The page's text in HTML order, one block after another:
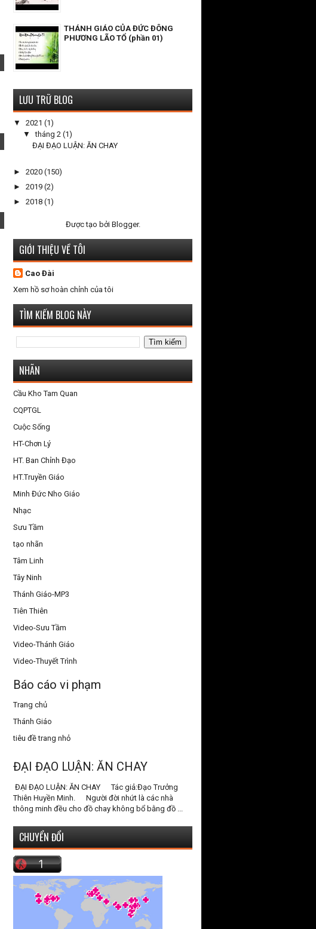
THÁNH GIÁO CỦA ĐỨC ĐÔNG
PHƯƠNG LÃO TỔ (phần 01)
LƯU TRỮ BLOG
▼ 2021 (1)
▼tháng 2 (1)
ĐẠI ĐẠO LUẬN: ĂN CHAY
► 2020 (150)
► 2019 (2)
► 2018 (1)
Được tạo bởi Blogger.
GIỚI THIỆU VỀ TÔI
Cao Đài
Xem hồ sơ hoàn chỉnh của tôi
TÌM KIẾM BLOG NÀY
NHÃN
Cầu Kho Tam Quan
CQPTGL
Cuộc Sống
HT-Chơn Lý
HT. Ban Chỉnh Đạo
HT.Truyền Giáo
Minh Đức Nho Giáo
Nhạc
Sưu Tầm
tạo nhãn
Tâm Linh
Tây Ninh
Thánh Giáo-MP3
Tiên Thiên
Video-Sưu Tầm
Video-Thánh Giáo
Video-Thuyết Trình
Báo cáo vi phạm
Trang chủ
Thánh Giáo
tiêu đề trang nhỏ
ĐẠI ĐẠO LUẬN: ĂN CHAY
ĐẠI ĐẠO LUẬN: ĂN CHAY Tác giả:Đạo Trưởng
Thiên Huyền Minh. Người đời nhứt là các nhà
thông minh đều cho đồ chay không bổ bằng đồ ...
CHUYỂN ĐỔI